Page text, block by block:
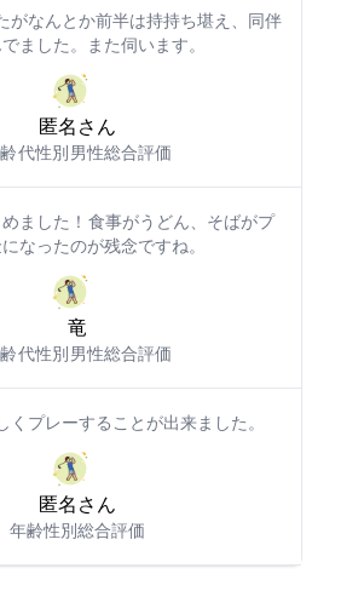
がなんとか前半は持持ち堪え、同伴
ました。また伺います。
匿名さん
: 50代性別: 男性総合評価: 5
ました！ 食事がうどん、そばがプ
なったのが残念ですね。
3竜
: 40代性別: 男性総合評価: 5
くプレーすることが出来ました。
匿名さん
年齢:性別: 総合評価: 4